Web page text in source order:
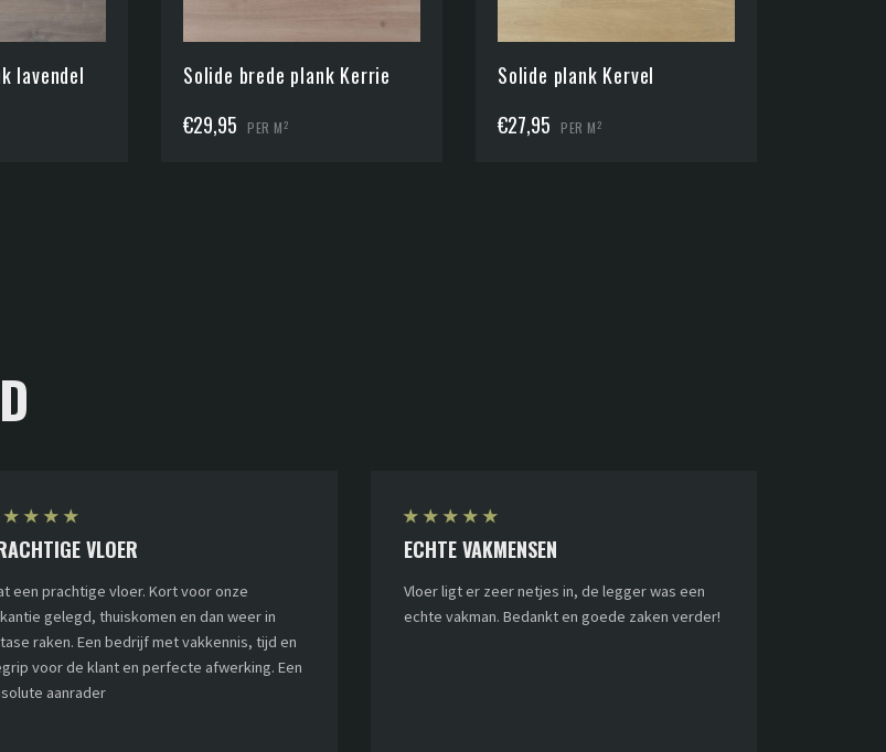
lavendel
Solide brede plank Kerrie
€29,95 PER M2
Solide plank Kervel
€27,95 PER M2
★ ★ ★ ★
VLOER
een prachtige vloer. Kort voor onze
gelegd, thuiskomen en dan weer in
raken. Een bedrijf met vakkennis, tijd en
voor de klant en perfecte afwerking. Een
aanrader
★ ★ ★ ★ ★
ECHTE VAKMENSEN
Vloer ligt er zeer netjes in, de legger was een
echte vakman. Bedankt en goede zaken verder!